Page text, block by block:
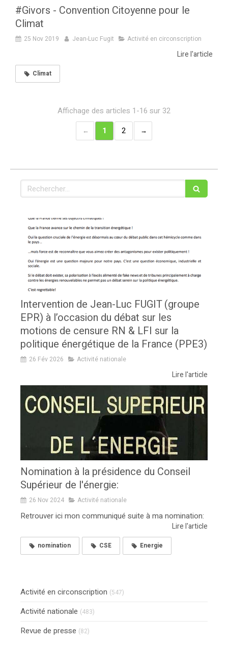
#Givors - Convention Citoyenne pour le
Climat
25 Nov 2019 Jean-Luc Fugit Activité en circonscription
Lire l'article
Climat
Affichage des articles 1-16 sur 32
1
2
Rechercher
Intervention de Jean-Luc FUGIT (groupe
EPR) à l’occasion du débat sur les
motions de censure RN & LFI sur la
politique énergétique de la France (PPE3)
26 Fév 2026 Activité nationale
Lire l'article
Nomination à la présidence du Conseil
Supérieur de l'énergie:
26 Nov 2024 Activité nationale
Retrouver ici mon communiqué suite à ma nomination:
Lire l'article
nomination CSE Energie
Activité en circonscription (547)
Activité nationale (483)
Revue de presse (82)